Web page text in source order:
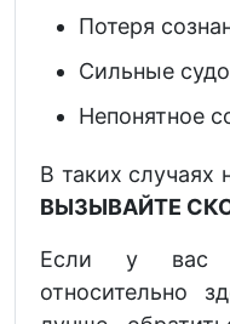
Потеря
Сильные
Непонятное
В таких случаях
ВЫЗЫВАЙТЕ
Если у вас
относительно